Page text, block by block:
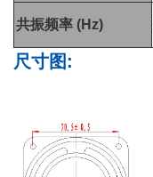
共振频率 (Hz)
尺寸图: